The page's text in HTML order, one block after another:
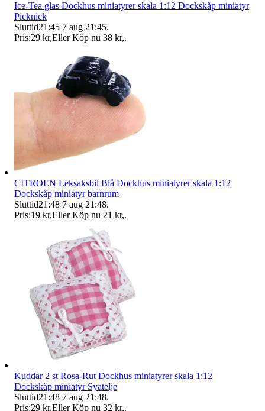
Ice-Tea glas Dockhus miniatyrer skala 1:12 Dockskåp miniatyr
Picknick
Sluttid21:45 7 aug 21:45.
Pris:29 kr,Eller Köp nu 38 kr,.
CITROEN Leksaksbil Blå Dockhus miniatyrer skala 1:12
Dockskåp miniatyr barnrum
Sluttid21:48 7 aug 21:48.
Pris:19 kr,Eller Köp nu 21 kr,.
Kuddar 2 st Rosa-Rut Dockhus miniatyrer skala 1:12
Dockskåp miniatyr Syatelje
Sluttid21:48 7 aug 21:48.
Pris:29 kr,Eller Köp nu 32 kr,.